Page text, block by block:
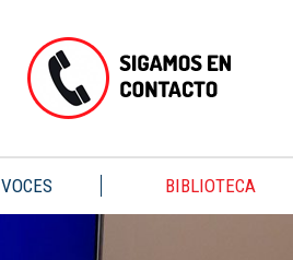
VOCES BIBLIOTECA